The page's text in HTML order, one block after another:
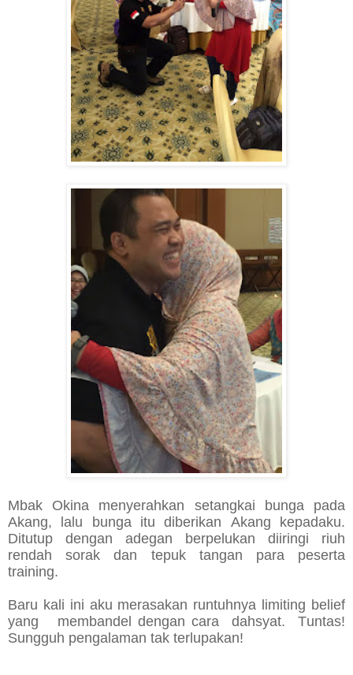
Mbak Okina menyerahkan setangkai bunga pada
Akang, lalu bunga itu diberikan Akang kepadaku.
Ditutup dengan adegan berpelukan diiringi riuh
rendah sorak dan tepuk tangan para peserta
training.
Baru kali ini aku merasakan runtuhnya limiting belief
yang membandel dengan cara dahsyat. Tuntas!
Sungguh pengalaman tak terlupakan!